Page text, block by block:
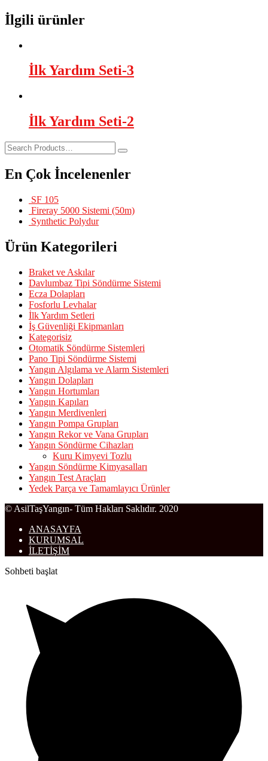
İlgili ürünler
İlk Yardım Seti-3
İlk Yardım Seti-2
En Çok İncelenenler
SF 105
Fireray 5000 Sistemi (50m)
Synthetic Polydur
Ürün Kategorileri
Braket ve Askılar
Davlumbaz Tipi Söndürme Sistemi
Ecza Dolapları
Fosforlu Levhalar
İlk Yardım Setleri
İş Güvenliği Ekipmanları
Kategorisiz
Otomatik Söndürme Sistemleri
Pano Tipi Söndürme Sistemi
Yangın Algılama ve Alarm Sistemleri
Yangın Dolapları
Yangın Hortumları
Yangın Kapıları
Yangın Merdivenleri
Yangın Pompa Grupları
Yangın Rekor ve Vana Grupları
Yangın Söndürme Cihazları
Kuru Kimyevi Tozlu
Yangın Söndürme Kimyasalları
Yangın Test Araçları
Yedek Parça ve Tamamlayıcı Ürünler
© AsilTaşYangın- Tüm Hakları Saklıdır. 2020
ANASAYFA
KURUMSAL
İLETİŞİM
Sohbeti başlat